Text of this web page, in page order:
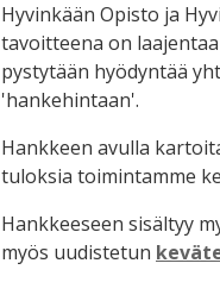
Hyvinkään Opisto ja
tavoitteena on
pystytään hyödyntää
'hankehintaan'.
Hankkeen avulla
tuloksia toimintamme
Hankkeeseen sisältyy
myös uudistetun